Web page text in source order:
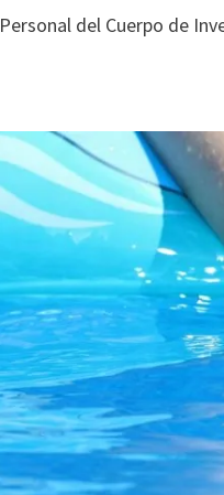
Personal del Cuerpo de